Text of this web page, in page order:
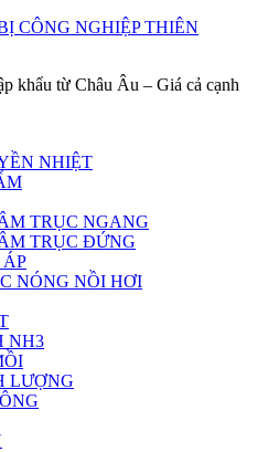
CÔNG NGHIỆP THIÊN
khẩu từ Châu Âu – Giá cả cạnh
NHIỆT
TRỤC NGANG
TRỤC ĐỨNG
NÓNG NỒI HƠI
NH3
LƯỢNG